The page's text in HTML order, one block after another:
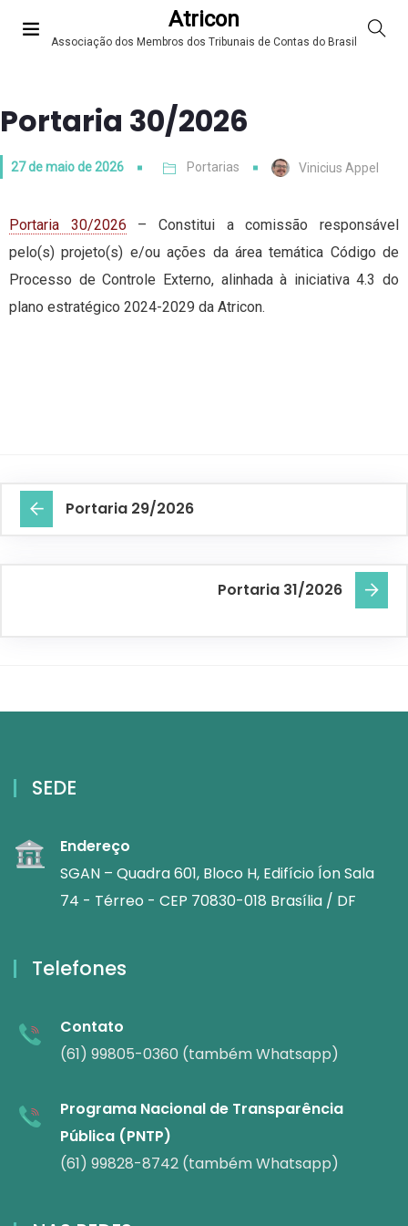
Atricon
Associação dos Membros dos Tribunais de Contas do Brasil
Portaria 30/2026
27 de maio de 2026 Portarias Vinicius Appel
Portaria 30/2026 – Constitui a comissão responsável
pelo(s) projeto(s) e/ou ações da área temática Código de
Processo de Controle Externo, alinhada à iniciativa 4.3 do
plano estratégico 2024-2029 da Atricon.
Portaria 29/2026
Portaria 31/2026
SEDE
Endereço
SGAN – Quadra 601, Bloco H, Edifício Íon Sala
74 - Térreo - CEP 70830-018 Brasília / DF
Telefones
Contato
(61) 99805-0360 (também Whatsapp)
Programa Nacional de Transparência
Pública (PNTP)
(61) 99828-8742 (também Whatsapp)